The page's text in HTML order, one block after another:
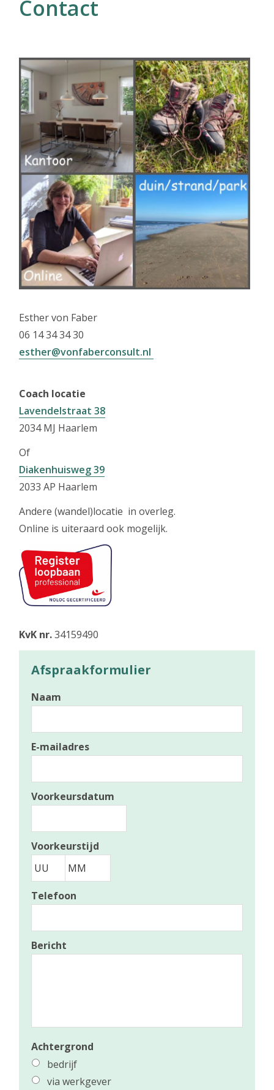
Contact
Esther von Faber
06 14 34 34 30
esther@vonfaberconsult.nl
Coach locatie
Lavendelstraat 38
2034 MJ Haarlem
Of
Diakenhuisweg 39
2033 AP Haarlem
Andere (wandel)locatie in overleg.
Online is uiteraard ook mogelijk.
KvK nr.34159490
Afspraakformulier
Naam
E-mailadres
Voorkeursdatum
Datumnotatie:DD
slash
MM
slash
Voorkeurstijd
UU MM
Telefoon
Bericht
Achtergrond
bedrijf
via werkgever